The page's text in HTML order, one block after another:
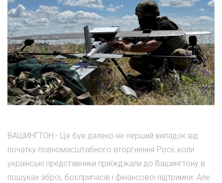
ВАШИНГТОН - Це був далеко не перший випадок від
початку повномасштабного вторгнення Росії, коли
українські представники приїжджали до Вашингтону в
пошуках зброї, боєприпасів і фінансової підтримки. Але